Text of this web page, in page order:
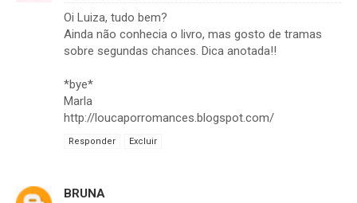
Oi Luiza, tudo bem?
Ainda não conhecia o livro, mas gosto de tramas
sobre segundas chances. Dica anotada!!
*bye*
Marla
http://loucaporromances.blogspot.com/
Responder Excluir
BRUNA